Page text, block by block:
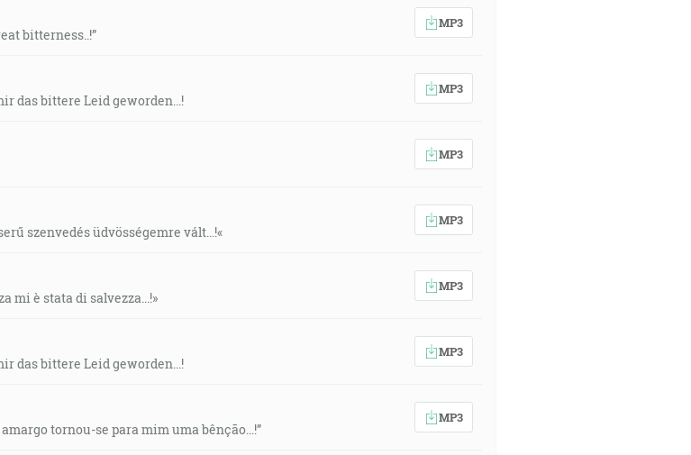
bitterness..!”
MP3
das bittere Leid geworden...!
MP3
MP3
szenvedés üdvösségemre vált...!«
MP3
mi è stata di salvezza...!»
MP3
das bittere Leid geworden...!
MP3
tornou-se para mim uma bênção...!”
MP3